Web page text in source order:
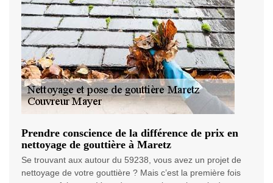
Prendre conscience de la différence de prix en
nettoyage de gouttière à Maretz
Se trouvant aux autour du 59238, vous avez un projet de
nettoyage de votre gouttière ? Mais c’est la première fois